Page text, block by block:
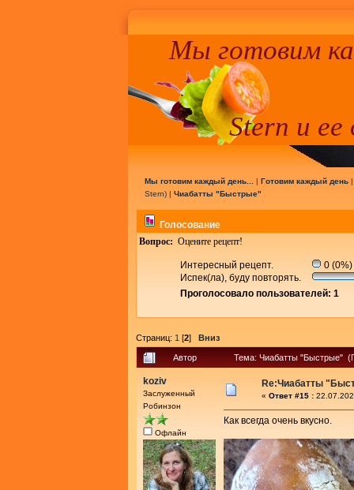
Мы готовим
Stern и ее
Мы готовим каждый день... | Готовим каждый день
Stern) | Чиабатты "Быстрые"
Голосование
Вопрос: Оцените рецепт!
Интересный рецепт.
0 (0%)
Испек(ла), буду повторять.
Проголосовало пользователей: 1
Страниц: 1 [2] Вниз
Автор Тема: Чиабатты "Быстрые"
koziv
Заслуженный
Робинзон
Офлайн
Re:Чиабатты
« Ответ #15 :
Как всегда очень вкусно.